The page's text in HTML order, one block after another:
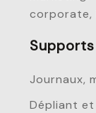
corporate,
Journaux,
Dépliant